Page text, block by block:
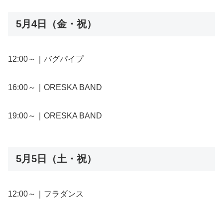
5月4日（金・祝）
12:00～｜バグパイプ
16:00～｜ORESKA BAND
19:00～｜ORESKA BAND
5月5日（土・祝）
12:00～｜フラダンス